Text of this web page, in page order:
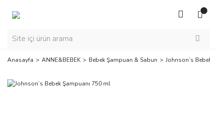
Anasayfa ANNE&BEBEK Bebek Şampuan & Sabun Johnson’s Bebek